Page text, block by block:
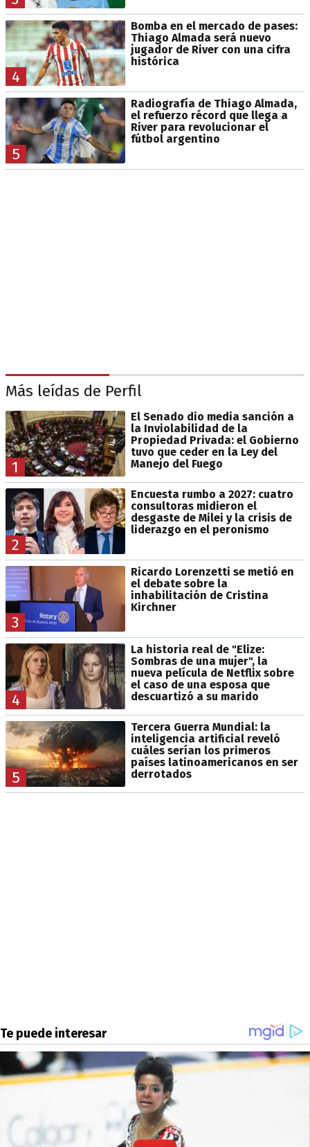
4
Bomba en el mercado de pases:
Thiago Almada será nuevo
jugador de River con una cifra
histórica
5
Radiografía de Thiago Almada,
el refuerzo récord que llega a
River para revolucionar el
fútbol argentino
Más leídas de Perfil
1
El Senado dio media sanción a
la Inviolabilidad de la
Propiedad Privada: el Gobierno
tuvo que ceder en la Ley del
Manejo del Fuego
2
Encuesta rumbo a 2027: cuatro
consultoras midieron el
desgaste de Milei y la crisis de
liderazgo en el peronismo
3
Ricardo Lorenzetti se metió en
el debate sobre la
inhabilitación de Cristina
Kirchner
4
La historia real de "Elize:
Sombras de una mujer", la
nueva película de Netflix sobre
el caso de una esposa que
descuartizó a su marido
5
Tercera Guerra Mundial: la
inteligencia artificial reveló
cuáles serían los primeros
países latinoamericanos en ser
derrotados